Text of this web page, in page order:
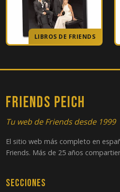
El del gran beso de Rachel
El de los votos
24 El de la boda de Chandler y
LIBROS DE FRIENDS
FRIENDS PEICH
Tu web de Friends desde 1999
El sitio web más completo en
Friends. Más de 25 años
Secciones